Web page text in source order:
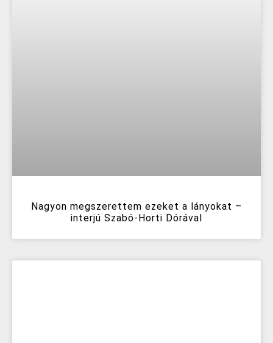
Nagyon megszerettem ezeket a lányokat –
interjú Szabó-Horti Dórával